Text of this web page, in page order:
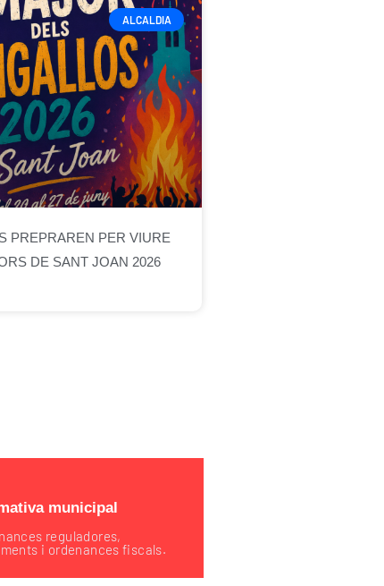
ALCALDIA
PREPRAREN PER VIURE
DE SANT JOAN 2026
municipal
reguladores,
i ordenances fiscals.